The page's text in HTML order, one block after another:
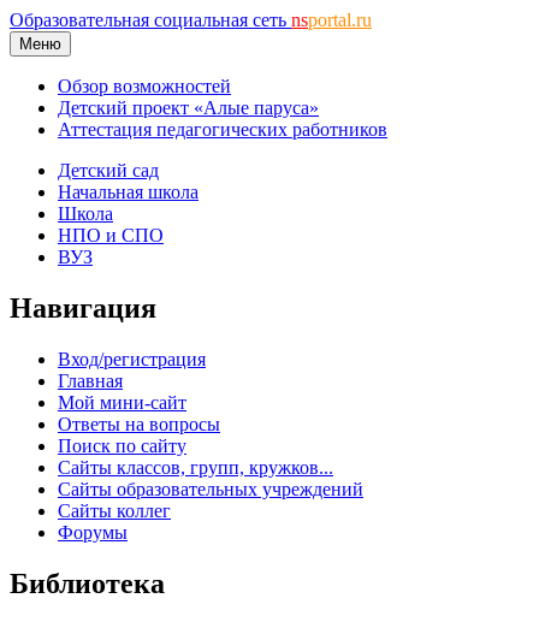
Образовательная социальная сеть nsportal.ru
Меню
Обзор возможностей
Детский проект «Алые паруса»
Аттестация педагогических работников
Детский сад
Начальная школа
Школа
НПО и СПО
ВУЗ
Навигация
Вход/регистрация
Главная
Мой мини-сайт
Ответы на вопросы
Поиск по сайту
Сайты классов, групп, кружков...
Сайты образовательных учреждений
Сайты коллег
Форумы
Библиотека